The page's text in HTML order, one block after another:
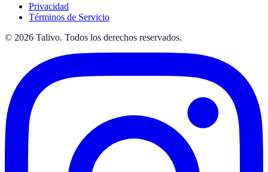
Privacidad
Términos de Servicio
© 2026 Talivo. Todos los derechos reservados.